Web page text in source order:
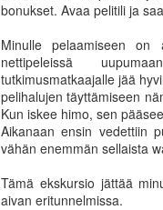
bonukset. Avaa pelitili ja
Minulle pelaamiseen
nettipeleissä
tutkimusmatkaajalle jää
pelihalujen täyttämiseen
Kun iskee himo, sen
Aikanaan ensin vedettiin
vähän enemmän sellaista
Tämä ekskursio jättää
aivan eritunnelmissa.
sitten
JAN
15
arjen